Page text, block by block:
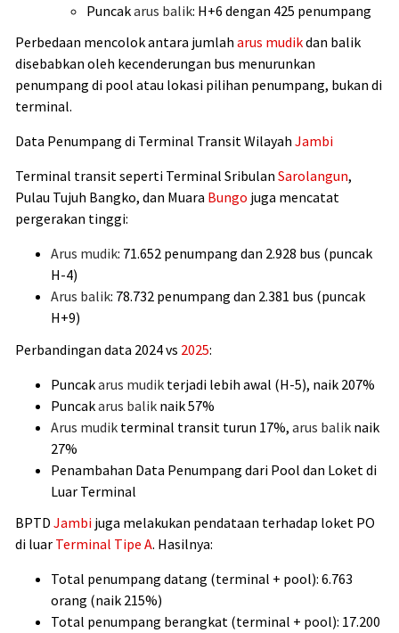
Puncakarus balik: H+6 dengan 425 penumpang
Perbedaan mencolok antara jumlah arus mudikdan balik
disebabkan oleh kecenderungan bus menurunkan
penumpang di pool atau lokasi pilihan penumpang, bukan di
terminal.
Data Penumpang di Terminal Transit Wilayah Jambi
Terminal transit seperti Terminal Sribulan Sarolangun,
Pulau Tujuh Bangko, dan Muara Bungo juga mencatat
pergerakan tinggi:
Arus mudik: 71.652 penumpang dan 2.928 bus (puncak
H-4)
Arus balik: 78.732 penumpang dan 2.381 bus (puncak
H+9)
Perbandingan data 2024 vs 2025:
Puncakarus mudik terjadi lebih awal (H-5), naik 207%
Puncakarus balik naik 57%
Arus mudik terminal transit turun 17%, arus balik naik
27%
Penambahan Data Penumpang dari Pool dan Loket di
Luar Terminal
BPTD Jambi juga melakukan pendataan terhadap loket PO
di luar Terminal Tipe A. Hasilnya:
Total penumpang datang (terminal + pool): 6.763
orang (naik 215%)
Total penumpang berangkat (terminal + pool): 17.200